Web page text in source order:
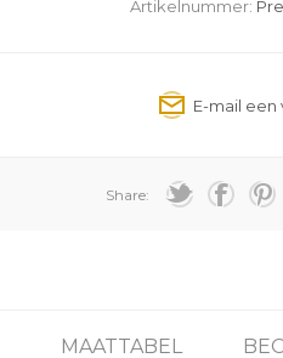
Artikelnummer:
Share:
MAATTABEL